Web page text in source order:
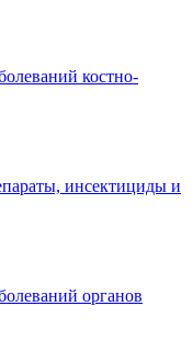
костно-
инсектициды и
органов